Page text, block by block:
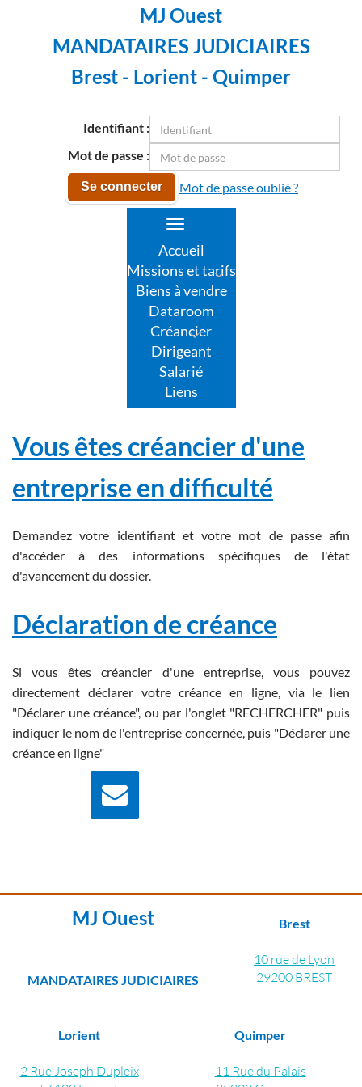
MJ Ouest
MANDATAIRES JUDICIAIRES
Brest - Lorient - Quimper
Identifiant :
Mot de passe :
Se connecter Mot de passe oublié ?
Toggle
navigation
Accueil
Missions et tarifs
Biens à vendre
Dataroom
Créancier
Dirigeant
Salarié
Liens
Vous êtes créancier d'une
entreprise en difficulté
Demandez votre identifiant et votre mot de passe afin
d'accéder à des informations spécifiques de l'état
d'avancement du dossier.
Déclaration de créance
Si vous êtes créancier d'une entreprise, vous pouvez
directement déclarer votre créance en ligne, via le lien
"Déclarer une créance", ou par l'onglet "RECHERCHER" puis
indiquer le nom de l'entreprise concernée, puis "Déclarer une
créance en ligne"
MJ Ouest
MANDATAIRES JUDICIAIRES
Brest
10 rue de Lyon
29200 BREST
Lorient
2 Rue Joseph Dupleix
Quimper
11 Rue du Palais